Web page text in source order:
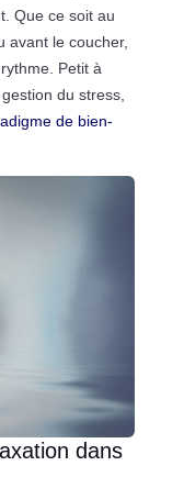
Que ce soit au
avant le coucher,
Petit à
du stress,
de bien-
dans